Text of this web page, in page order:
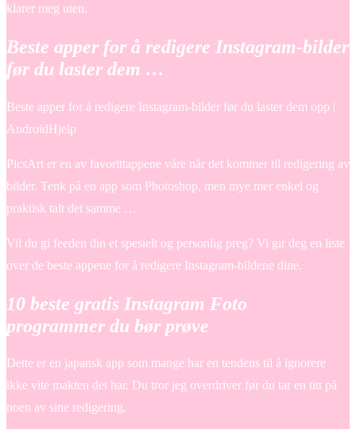
klarer meg uten.
Beste apper for å redigere Instagram-bilder
før du laster dem …
Beste apper for å redigere Instagram-bilder før du laster dem opp |
AndroidHjelp
PicsArt er en av favorittappene våre når det kommer til redigering av
bilder. Tenk på en app som Photoshop, men mye mer enkel og
praktisk talt det samme …
Vil du gi feeden din et spesielt og personlig preg? Vi gir deg en liste
over de beste appene for å redigere Instagram-bildene dine.
10 beste gratis Instagram Foto
programmer du bør prøve
Dette er en japansk app som mange har en tendens til å ignorere
ikke vite makten det har. Du tror jeg overdriver før du tar en titt på
noen av sine redigering.